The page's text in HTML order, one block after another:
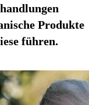
Produkte
führen.